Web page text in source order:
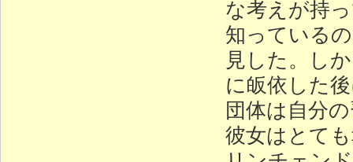
な考えが持
知っている
見した。し
に皈依した
団体は自分
彼女はとて